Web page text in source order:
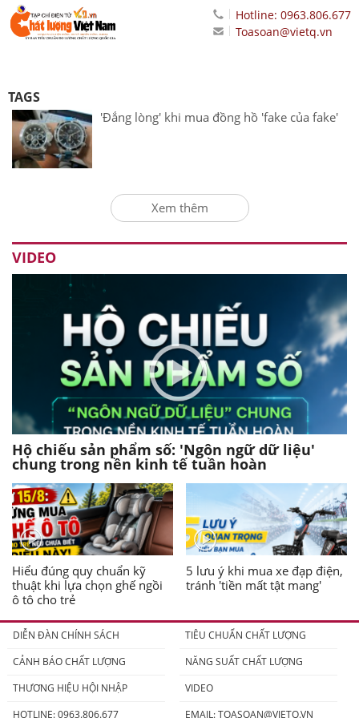
Hotline: 0963.806.677
Toasoan@vietq.vn
TAGS
'Đắng lòng' khi mua đồng hồ 'fake của fake'
Xem thêm
VIDEO
Hộ chiếu sản phẩm số: 'Ngôn ngữ dữ liệu'
chung trong nền kinh tế tuần hoàn
Hiểu đúng quy chuẩn kỹ
thuật khi lựa chọn ghế ngồi
ô tô cho trẻ
5 lưu ý khi mua xe đạp điện,
tránh 'tiền mất tật mang'
DIỄN ĐÀN CHÍNH SÁCH
TIÊU CHUẨN CHẤT LƯỢNG
CẢNH BÁO CHẤT LƯỢNG
NĂNG SUẤT CHẤT LƯỢNG
THƯƠNG HIỆU HỘI NHẬP
VIDEO
HOTLINE: 0963.806.677
EMAIL:TOASOAN@VIETQ.VN